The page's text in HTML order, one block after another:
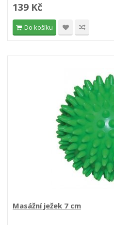
139 Kč
Do košíku
Masážní ježek 7 cm